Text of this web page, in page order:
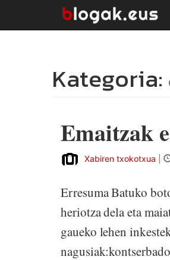
Kategoria:
Emaitzak
Xabiren txokotxua
Erresuma Batuko
heriotza dela eta
gaueko lehen